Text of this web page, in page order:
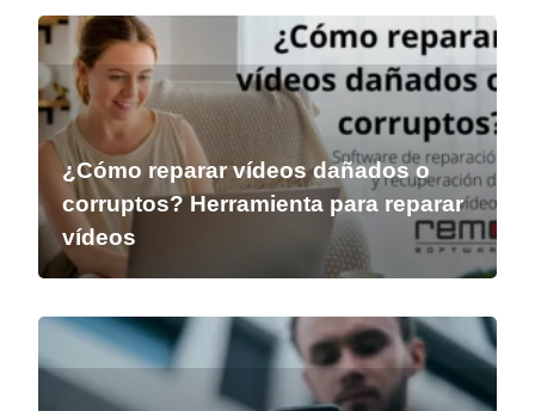
¿Cómo reparar vídeos dañados o
corruptos? Herramienta para reparar
vídeos